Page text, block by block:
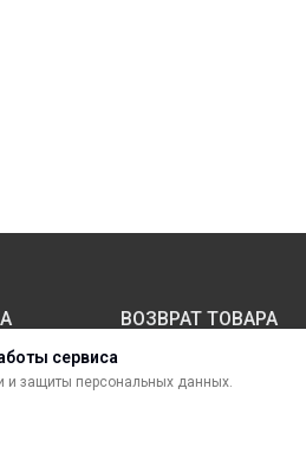
сервиса
и защиты персональных данных.
ВОЗВРАТ ТОВАРА